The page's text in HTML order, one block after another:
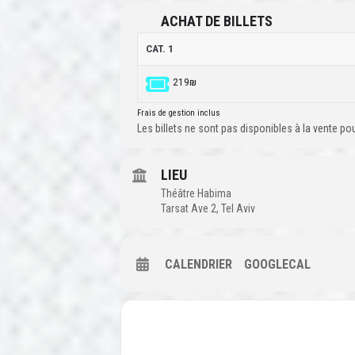
ACHAT DE BILLETS
CAT. 1
219₪
Frais de gestion inclus
Les billets ne sont pas disponibles à la vente
LIEU
Théâtre Habima
Tarsat Ave 2, Tel Aviv
CALENDRIER GOOGLECAL